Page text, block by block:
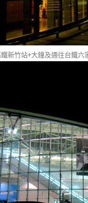
新竹站+大鐘及通往台鐵六